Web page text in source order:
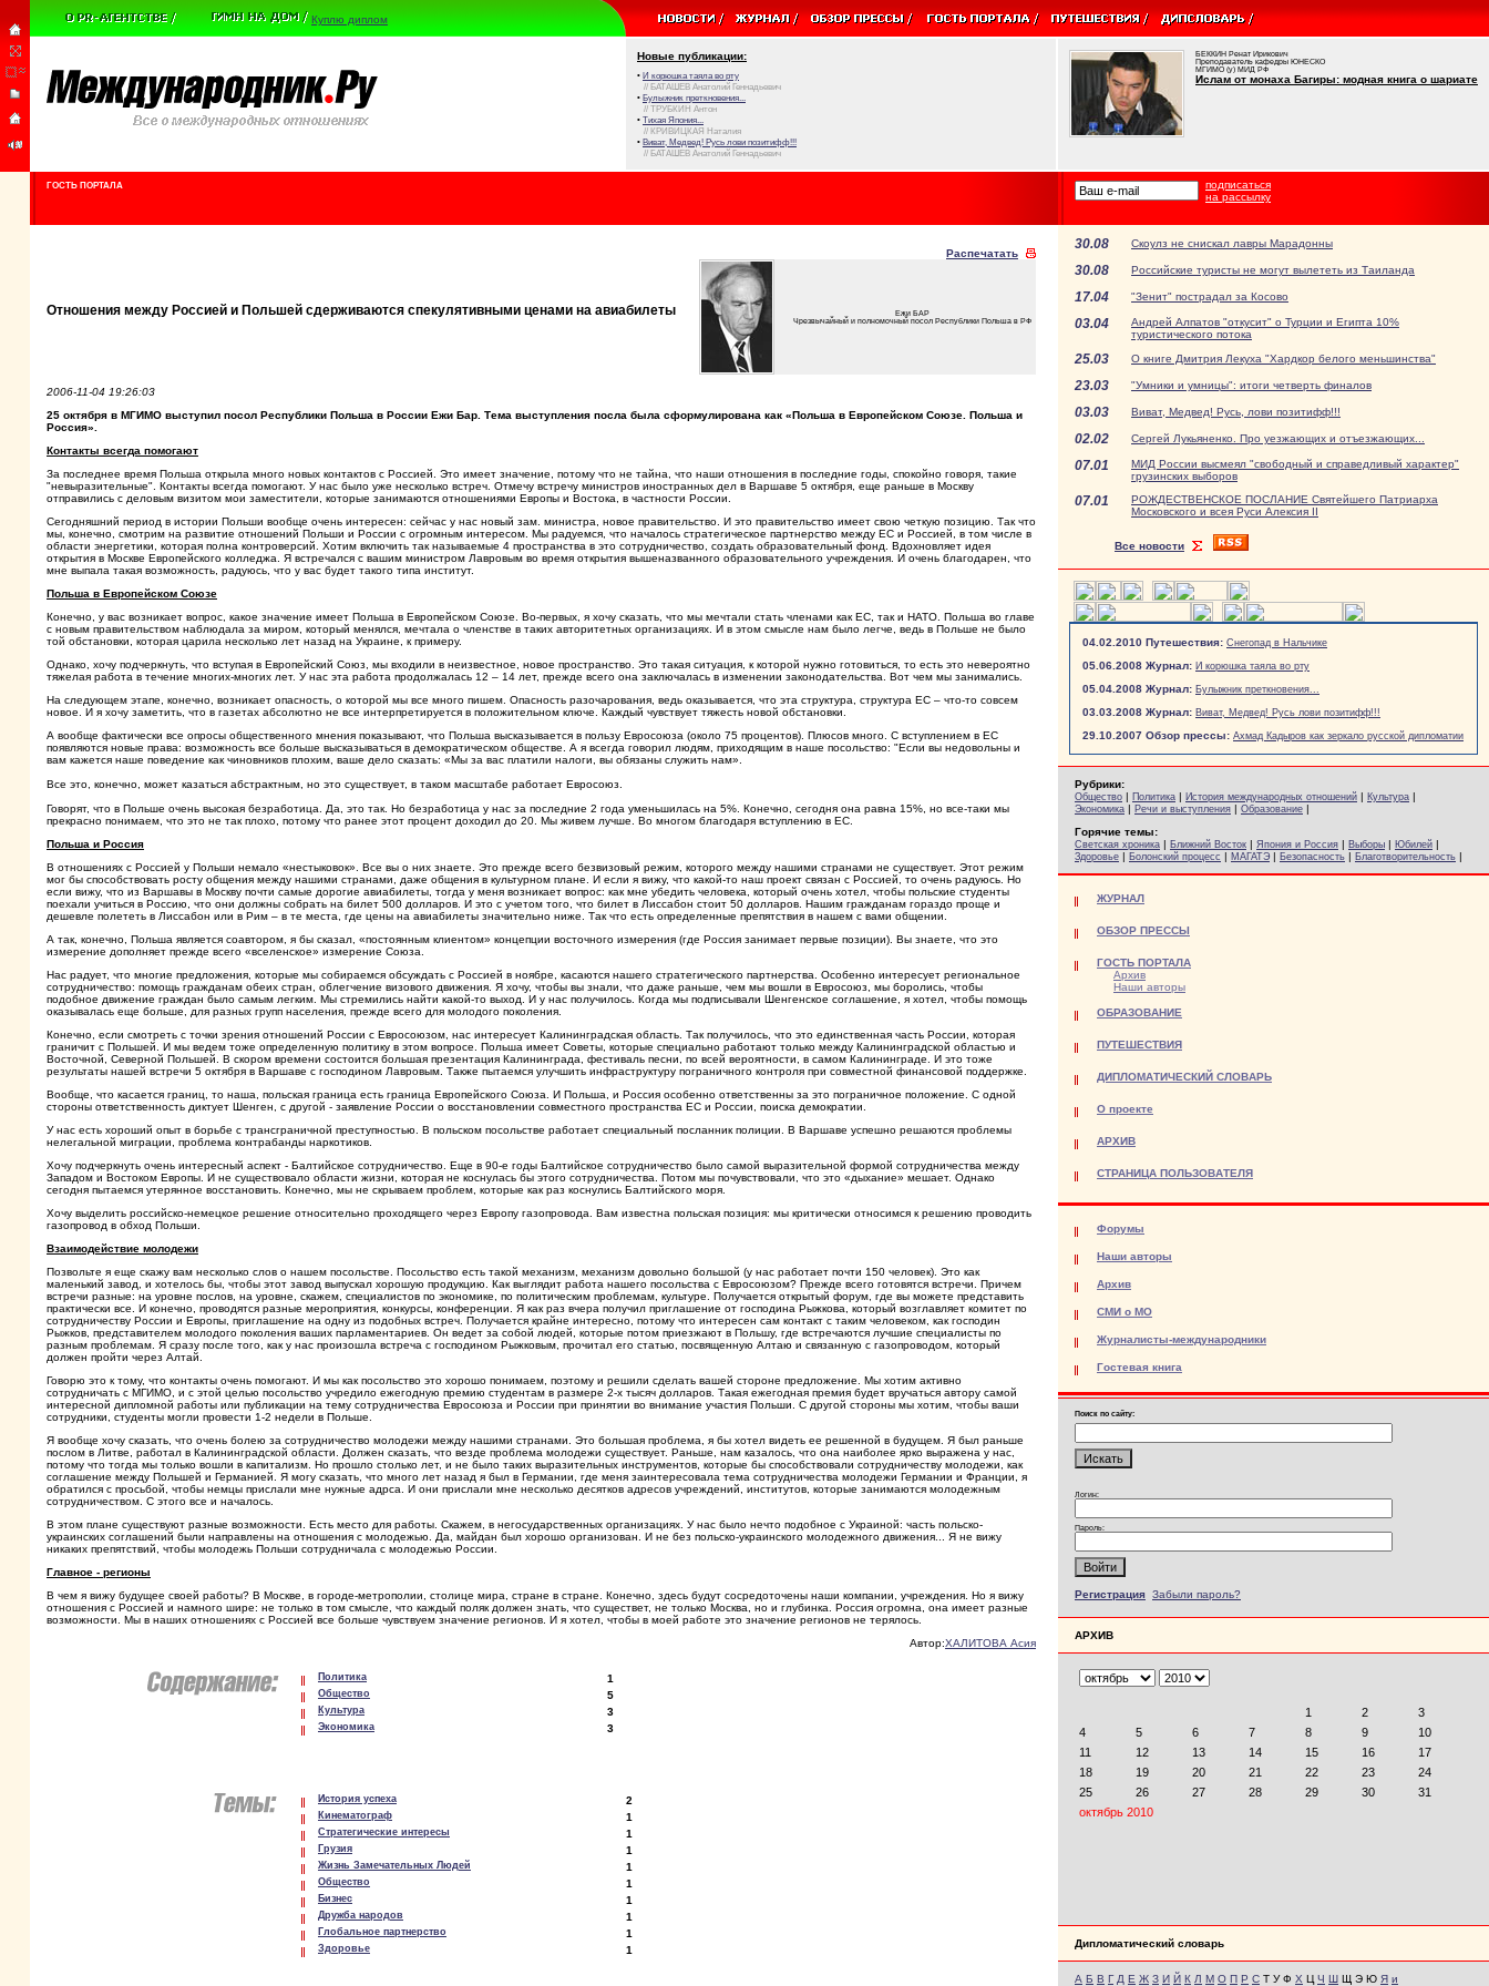
Куплю диплом
Новые публикации:
• И корюшка таяла во рту
// БАТАШЕВ Анатолий Геннадьевич
• Булыжник преткновения...
// ТРУБКИН Антон
• Тихая Япония...
// КРИВИЦКАЯ Наталия
• Виват, Медвед! Русь лови позитифф!!!
// БАТАШЕВ Анатолий Геннадьевич
БЕККИН Ренат Ирикович
Преподаватель кафедры ЮНЕСКО
МГИМО (у) МИД РФ
Ислам от монаха Багиры: модная книга о шариате
ГОСТЬ ПОРТАЛА
подписаться
на рассылку
Распечатать
Отношения между Россией и Польшей сдерживаются спекулятивными ценами на авиабилеты
Ежи БАР
Чрезвычайный и полномочный посол Республики Польша в РФ
2006-11-04 19:26:03
25 октября в МГИМО выступил посол Республики Польша в России Ежи Бар. Тема выступления посла была сформулирована как «Польша в Европейском Союзе. Польша и
Россия».
Контакты всегда помогают
За последнее время Польша открыла много новых контактов с Россией. Это имеет значение, потому что не тайна, что наши отношения в последние годы, спокойно говоря, такие
"невыразительные". Контакты всегда помогают. У нас было уже несколько встреч. Отмечу встречу министров иностранных дел в Варшаве 5 октября, еще раньше в Москву
отправились с деловым визитом мои заместители, которые занимаются отношениями Европы и Востока, в частности России.
Сегодняшний период в истории Польши вообще очень интересен: сейчас у нас новый зам. министра, новое правительство. И это правительство имеет свою четкую позицию. Так что
мы, конечно, смотрим на развитие отношений Польши и России с огромным интересом. Мы радуемся, что началось стратегическое партнерство между ЕС и Россией, в том числе в
области энергетики, которая полна контроверсий. Хотим включить так называемые 4 пространства в это сотрудничество, создать образовательный фонд. Вдохновляет идея
открытия в Москве Европейского колледжа. Я встречался с вашим министром Лавровым во время открытия вышеназванного образовательного учреждения. И очень благодарен, что
мне выпала такая возможность, радуюсь, что у вас будет такого типа институт.
Польша в Европейском Союзе
Конечно, у вас возникает вопрос, какое значение имеет Польша в Европейском Союзе. Во-первых, я хочу сказать, что мы мечтали стать членами как ЕС, так и НАТО. Польша во главе
с новым правительством наблюдала за миром, который менялся, мечтала о членстве в таких авторитетных организациях. И в этом смысле нам было легче, ведь в Польше не было
той обстановки, которая царила несколько лет назад на Украине, к примеру.
Однако, хочу подчеркнуть, что вступая в Европейский Союз, мы входили в неизвестное, новое пространство. Это такая ситуация, к которой нужно готовиться, то есть это невероятно
тяжелая работа в течение многих-многих лет. У нас эта работа продолжалась 12 – 14 лет, прежде всего она заключалась в изменении законодательства. Вот чем мы занимались.
На следующем этапе, конечно, возникает опасность, о которой мы все много пишем. Опасность разочарования, ведь оказывается, что эта структура, структура ЕС – что-то совсем
новое. И я хочу заметить, что в газетах абсолютно не все интерпретируется в положительном ключе. Каждый чувствует тяжесть новой обстановки.
А вообще фактически все опросы общественного мнения показывают, что Польша высказывается в пользу Евросоюза (около 75 процентов). Плюсов много. С вступлением в ЕС
появляются новые права: возможность все больше высказываться в демократическом обществе. А я всегда говорил людям, приходящим в наше посольство: "Если вы недовольны и
вам кажется наше поведение как чиновников плохим, ваше дело сказать: «Мы за вас платили налоги, вы обязаны служить нам».
Все это, конечно, может казаться абстрактным, но это существует, в таком масштабе работает Евросоюз.
Говорят, что в Польше очень высокая безработица. Да, это так. Но безработица у нас за последние 2 года уменьшилась на 5%. Конечно, сегодня она равна 15%, но все-таки мы
прекрасно понимаем, что это не так плохо, потому что ранее этот процент доходил до 20. Мы живем лучше. Во многом благодаря вступлению в ЕС.
Польша и Россия
В отношениях с Россией у Польши немало «нестыковок». Все вы о них знаете. Это прежде всего безвизовый режим, которого между нашими странами не существует. Этот режим
мог бы способствовать росту общения между нашими странами, даже общения в культурном плане. И если я вижу, что какой-то наш проект связан с Россией, то очень радуюсь. Но
если вижу, что из Варшавы в Москву почти самые дорогие авиабилеты, тогда у меня возникает вопрос: как мне убедить человека, который очень хотел, чтобы польские студенты
поехали учиться в Россию, что они должны собрать на билет 500 долларов. И это с учетом того, что билет в Лиссабон стоит 50 долларов. Нашим гражданам гораздо проще и
дешевле полететь в Лиссабон или в Рим – в те места, где цены на авиабилеты значительно ниже. Так что есть определенные препятствия в нашем с вами общении.
А так, конечно, Польша является соавтором, я бы сказал, «постоянным клиентом» концепции восточного измерения (где Россия занимает первые позиции). Вы знаете, что это
измерение дополняет прежде всего «вселенское» измерение Союза.
Нас радует, что многие предложения, которые мы собираемся обсуждать с Россией в ноябре, касаются нашего стратегического партнерства. Особенно интересует региональное
сотрудничество: помощь гражданам обеих стран, облегчение визового движения. Я хочу, чтобы вы знали, что даже раньше, чем мы вошли в Евросоюз, мы боролись, чтобы
подобное движение граждан было самым легким. Мы стремились найти какой-то выход. И у нас получилось. Когда мы подписывали Шенгенское соглашение, я хотел, чтобы помощь
оказывалась еще больше, для разных групп населения, прежде всего для молодого поколения.
Конечно, если смотреть с точки зрения отношений России с Евросоюзом, нас интересует Калининградская область. Так получилось, что это единственная часть России, которая
граничит с Польшей. И мы ведем тоже определенную политику в этом вопросе. Польша имеет Советы, которые специально работают только между Калининградской областью и
Восточной, Северной Польшей. В скором времени состоится большая презентация Калининграда, фестиваль песни, по всей вероятности, в самом Калининграде. И это тоже
результаты нашей встречи 5 октября в Варшаве с господином Лавровым. Также пытаемся улучшить инфраструктуру пограничного контроля при совместной финансовой поддержке.
Вообще, что касается границ, то наша, польская граница есть граница Европейского Союза. И Польша, и Россия особенно ответственны за это пограничное положение. С одной
стороны ответственность диктует Шенген, с другой - заявление России о восстановлении совместного пространства ЕС и России, поиска демократии.
У нас есть хороший опыт в борьбе с трансграничной преступностью. В польском посольстве работает специальный посланник полиции. В Варшаве успешно решаются проблемы
нелегальной миграции, проблема контрабанды наркотиков.
Хочу подчеркнуть очень интересный аспект - Балтийское сотрудничество. Еще в 90-е годы Балтийское сотрудничество было самой выразительной формой сотрудничества между
Западом и Востоком Европы. И не существовало области жизни, которая не коснулась бы этого сотрудничества. Потом мы почувствовали, что это «дыхание» мешает. Однако
сегодня пытаемся утерянное восстановить. Конечно, мы не скрываем проблем, которые как раз коснулись Балтийского моря.
Хочу выделить российско-немецкое решение относительно проходящего через Европу газопровода. Вам известна польская позиция: мы критически относимся к решению проводить
газопровод в обход Польши.
Взаимодействие молодежи
Позвольте я еще скажу вам несколько слов о нашем посольстве. Посольство есть такой механизм, механизм довольно большой (у нас работает почти 150 человек). Это как
маленький завод, и хотелось бы, чтобы этот завод выпускал хорошую продукцию. Как выглядит работа нашего посольства с Евросоюзом? Прежде всего готовятся встречи. Причем
встречи разные: на уровне послов, на уровне, скажем, специалистов по экономике, по политическим проблемам, культуре. Получается открытый форум, где вы можете представить
практически все. И конечно, проводятся разные мероприятия, конкурсы, конференции. Я как раз вчера получил приглашение от господина Рыжкова, который возглавляет комитет по
сотрудничеству России и Европы, приглашение на одну из подобных встреч. Получается крайне интересно, потому что интересен сам контакт с таким человеком, как господин
Рыжков, представителем молодого поколения ваших парламентариев. Он ведет за собой людей, которые потом приезжают в Польшу, где встречаются лучшие специалисты по
разным проблемам. Я сразу после того, как у нас произошла встреча с господином Рыжковым, прочитал его статью, посвященную Алтаю и связанную с газопроводом, который
должен пройти через Алтай.
Говорю это к тому, что контакты очень помогают. И мы как посольство это хорошо понимаем, поэтому и решили сделать вашей стороне предложение. Мы хотим активно
сотрудничать с МГИМО, и с этой целью посольство учредило ежегодную премию студентам в размере 2-х тысяч долларов. Такая ежегодная премия будет вручаться автору самой
интересной дипломной работы или публикации на тему сотрудничества Евросоюза и России при принятии во внимание участия Польши. С другой стороны мы хотим, чтобы ваши
сотрудники, студенты могли провести 1-2 недели в Польше.
Я вообще хочу сказать, что очень болею за сотрудничество молодежи между нашими странами. Это большая проблема, я бы хотел видеть ее решенной в будущем. Я был раньше
послом в Литве, работал в Калининградской области. Должен сказать, что везде проблема молодежи существует. Раньше, нам казалось, что она наиболее ярко выражена у нас,
потому что тогда мы только вошли в капитализм. Но прошло столько лет, и не было таких выразительных инструментов, которые бы способствовали сотрудничеству молодежи, как
соглашение между Польшей и Германией. Я могу сказать, что много лет назад я был в Германии, где меня заинтересовала тема сотрудничества молодежи Германии и Франции, я
обратился с просьбой, чтобы немцы прислали мне нужные адрса. И они прислали мне несколько десятков адресов учреждений, институтов, которые занимаются молодежным
сотрудничеством. С этого все и началось.
В этом плане существуют разные возможности. Есть место для работы. Скажем, в негосударственных организациях. У нас было нечто подобное с Украиной: часть польско-
украинских соглашений были направлены на отношения с молодежью. Да, майдан был хорошо организован. И не без польско-украинского молодежного движения... Я не вижу
никаких препятствий, чтобы молодежь Польши сотрудничала с молодежью России.
Главное - регионы
В чем я вижу будущее своей работы? В Москве, в городе-метрополии, столице мира, стране в стране. Конечно, здесь будут сосредоточены наши компании, учреждения. Но я вижу
отношения с Россией и намного шире: не только в том смысле, что каждый поляк должен знать, что существет, не только Москва, но и глубинка. Россия огромна, она имеет разные
возможности. Мы в наших отношениях с Россией все больше чувствуем значение регионов. И я хотел, чтобы в моей работе это значение регионов не терялось.
Автор:ХАЛИТОВА Асия
Политика 1
Общество 5
Культура 3
Экономика 3
История успеха 2
Кинематограф 1
Стратегические интересы 1
Грузия 1
Жизнь Замечательных Людей 1
Общество 1
Бизнес 1
Дружба народов 1
Глобальное партнерство 1
Здоровье 1
30.08 Скоулз не снискал лавры Марадонны
30.08 Российские туристы не могут вылететь из Таиланда
17.04 "Зенит" пострадал за Косово
03.04
Андрей Алпатов "откусит" о Турции и Египта 10%
туристического потока
25.03 О книге Дмитрия Лекуха "Хардкор белого меньшинства"
23.03 "Умники и умницы": итоги четверть финалов
03.03 Виват, Медвед! Русь, лови позитифф!!!
02.02 Сергей Лукьяненко. Про уезжающих и отъезжающих...
07.01
МИД России высмеял "свободный и справедливый характер"
грузинских выборов
07.01
РОЖДЕСТВЕНСКОЕ ПОСЛАНИЕ Святейшего Патриарха
Московского и всея Руси Алексия II
Все новости
04.02.2010 Путешествия: Снегопад в Нальчике
05.06.2008 Журнал: И корюшка таяла во рту
05.04.2008 Журнал: Булыжник преткновения...
03.03.2008 Журнал: Виват, Медвед! Русь лови позитифф!!!
29.10.2007 Обзор прессы: Ахмад Кадыров как зеркало русской дипломатии
Рубрики:
Общество | Политика | История международных отношений | Культура |
Экономика | Речи и выступления | Образование |
Горячие темы:
Светская хроника | Ближний Восток | Япония и Россия | Выборы | Юбилей |
Здоровье | Болонский процесс | МАГАТЭ | Безопасность | Благотворительность |
ЖУРНАЛ
ОБЗОР ПРЕССЫ
ГОСТЬ ПОРТАЛА
Архив
Наши авторы
ОБРАЗОВАНИЕ
ПУТЕШЕСТВИЯ
ДИПЛОМАТИЧЕСКИЙ СЛОВАРЬ
О проекте
АРХИВ
СТРАНИЦА ПОЛЬЗОВАТЕЛЯ
Форумы
Наши авторы
Архив
СМИ о МО
Журналисты-международники
Гостевая книга
Поиск по сайту:
Логин:
Пароль:
Регистрация Забыли пароль?
АРХИВ
Дипломатический словарь
А Б В Г Д Е Ж З И Й К Л М О П Р С Т У Ф Х Ц Ч Ш Щ Э Ю Я и